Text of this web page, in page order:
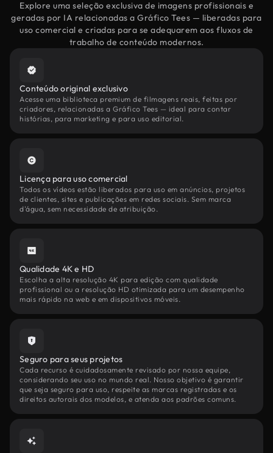
Explore uma seleção exclusiva de imagens profissionais e
geradas por IA relacionadas a Gráfico Tees — liberadas para
uso comercial e criadas para se adequarem aos fluxos de
trabalho de conteúdo modernos.
Conteúdo original exclusivo
Acesse uma biblioteca premium de filmagens reais, feitas por
criadores, relacionadas a Gráfico Tees — ideal para contar
histórias, para marketing e para uso editorial.
Licença para uso comercial
Todos os vídeos estão liberados para uso em anúncios, projetos
de clientes, sites e publicações em redes sociais. Sem marca
d'água, sem necessidade de atribuição.
Qualidade 4K e HD
Escolha a alta resolução 4K para edição com qualidade
profissional ou a resolução HD otimizada para um desempenho
mais rápido na web e em dispositivos móveis.
Seguro para seus projetos
Cada recurso é cuidadosamente revisado por nossa equipe,
considerando seu uso no mundo real. Nosso objetivo é garantir
que seja seguro para uso, respeite as marcas registradas e os
direitos autorais dos modelos, e atenda aos padrões comuns.